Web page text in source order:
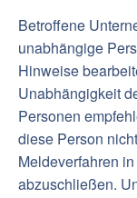
Betroffene
unabhängige
Hinweise
Unabhängigkeit
Personen
diese Person
Meldeverfahren
abzuschließen.